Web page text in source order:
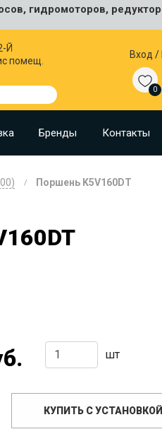
гидромоторов,
Й
помещ.
Вход /
0
Бренды Контакты
Поршень K5V160DT
шт
КУПИТЬ С УСТАНОВКОЙ